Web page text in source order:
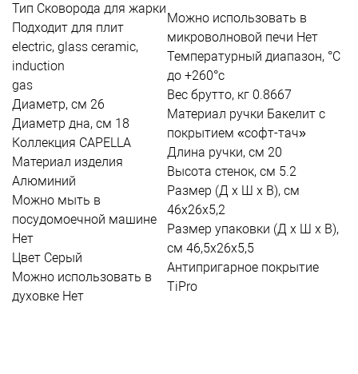
Тип Сковорода для жарки
Подходит для плит
electric, glass ceramic,
induction
gas
Диаметр, см 26
Диаметр дна, см 18
Коллекция CAPELLA
Материал изделия
Алюминий
Можно мыть в
посудомоечной машине
Нет
Цвет Серый
Можно использовать в
духовке Нет
Можно использовать в
микроволновой печи Нет
Температурный диапазон, °С
до +260°c
Вес брутто, кг 0.8667
Материал ручки Бакелит с
покрытием «софт-тач»
Длина ручки, см 20
Высота стенок, см 5.2
Размер (Д х Ш х В), см
46х26х5,2
Размер упаковки (Д х Ш х В),
см 46,5х26х5,5
Антипригарное покрытие
TiPro